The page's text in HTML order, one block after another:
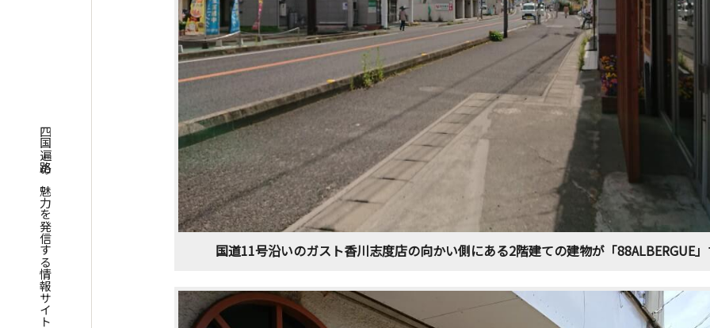
四国遍路の魅力を発信する情報サイト 国道11号沿いのガスト香川志度店の向かい側にある2階建ての建物が「88ALBERGUE